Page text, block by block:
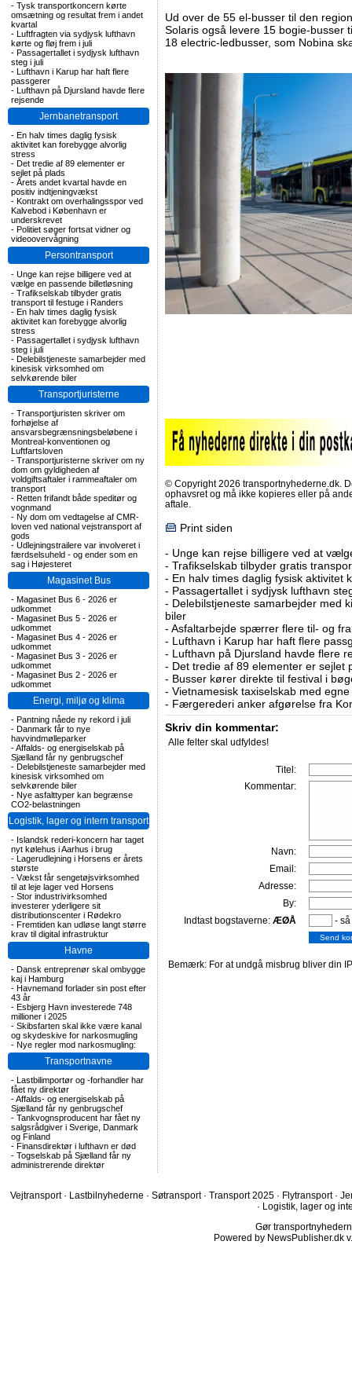
- Tysk transportkoncern kørte
omsætning og resultat frem i andet
kvartal
- Luftfragten via sydjysk lufthavn
kørte og fløj frem i juli
- Passagertallet i sydjysk lufthavn
steg i juli
- Lufthavn i Karup har haft flere
passgerer
- Lufthavn på Djursland havde flere
rejsende
Jernbanetransport
- En halv times daglig fysisk
aktivitet kan forebygge alvorlig
stress
- Det tredie af 89 elementer er
sejlet på plads
- Årets andet kvartal havde en
positiv indtjeningvækst
- Kontrakt om overhalingsspor ved
Kalvebod i København er
underskrevet
- Politiet søger fortsat vidner og
videoovervågning
Persontransport
- Unge kan rejse billigere ved at
vælge en passende billetløsning
- Trafikselskab tilbyder gratis
transport til festuge i Randers
- En halv times daglig fysisk
aktivitet kan forebygge alvorlig
stress
- Passagertallet i sydjysk lufthavn
steg i juli
- Delebilstjeneste samarbejder med
kinesisk virksomhed om
selvkørende biler
Transportjuristerne
- Transportjuristen skriver om
forhøjelse af
ansvarsbegrænsningsbeløbene i
Montreal-konventionen og
Luftfartsloven
- Transportjuristerne skriver om ny
dom om gyldigheden af
voldgiftsaftaler i rammeaftaler om
transport
- Retten frifandt både speditør og
vognmand
- Ny dom om vedtagelse af CMR-
loven ved national vejstransport af
gods
- Udlejningstrailere var involveret i
færdselsuheld - og ender som en
sag i Højesteret
Magasinet Bus
- Magasinet Bus 6 - 2026 er
udkommet
- Magasinet Bus 5 - 2026 er
udkommet
- Magasinet Bus 4 - 2026 er
udkommet
- Magasinet Bus 3 - 2026 er
udkommet
- Magasinet Bus 2 - 2026 er
udkommet
Energi, miljø og klima
- Pantning nåede ny rekord i juli
- Danmark får to nye
havvindmølleparker
-Affalds- og energiselskab på
Sjælland får ny genbrugschef
- Delebilstjeneste samarbejder med
kinesisk virksomhed om
selvkørende biler
- Nye asfalttyper kan begrænse
CO2-belastningen
Logistik, lager og intern transport
- Islandsk rederi-koncern har taget
nyt kølehus i Aarhus i brug
- Lagerudlejning i Horsens er årets
største
- Vækst får sengetøjsvirksomhed
til at leje lager ved Horsens
- Stor industrivirksomhed
investerer yderligere sit
distributionscenter i Rødekro
- Fremtiden kan udløse langt større
krav til digital infrastruktur
Havne
- Dansk entreprenør skal ombygge
kaj i Hamburg
- Havnemand forlader sin post efter
43 år
- Esbjerg Havn investerede 748
millioner i 2025
- Skibsfarten skal ikke være kanal
og skydeskive for narkosmugling
- Nye regler mod narkosmugling:
Transportnavne
- Lastbilimportør og -forhandler har
fået ny direktør
-Affalds- og energiselskab på
Sjælland får ny genbrugschef
- Tankvognsproducent har fået ny
salgsrådgiver i Sverige, Danmark
og Finland
- Finansdirektør i lufthavn er død
- Togselskab på Sjælland får ny
administrerende direktør
Ud over de 55 el-busser til den
Solaris også levere 15 bogie-busser
18 electric-ledbusser, som Nobina
© Copyright 2026 transportnyhederne.dk.
ophavsret og må ikke kopieres eller på
aftale.
Print siden
- Unge kan rejse billigere ved at
- Trafikselskab tilbyder gratis
- En halv times daglig fysisk aktivitet
- Passagertallet i sydjysk lufthavn
- Delebilstjeneste samarbejder med
biler
- Asfaltarbejde spærrer flere til- og
- Lufthavn i Karup har haft flere
- Lufthavn på Djursland havde flere
- Det tredie af 89 elementer er sejlet
- Busser kører direkte til festival i
- Vietnamesisk taxiselskab med
- Færgerederi anker afgørelse fra
Skriv din kommentar:
Alle felter skal udfyldes!
Titel:
Kommentar:
Navn:
Email:
Adresse:
By:
Indtast bogstaverne: ÆØÅ -
Bemærk: For at undgå misbrug bliver din
Vejtransport · Lastbilnyhederne · Søtransport · Transport 2025 · Flytransport ·
· Logistik, lager og
Gør
Powered by NewsPublisher.dk